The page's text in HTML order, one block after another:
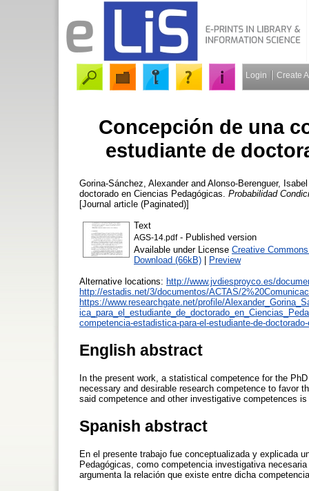
Login Create
Concepción de una
estudiante de
Gorina-Sánchez, Alexanderand Alonso-Berenguer, Isabel
doctorado en Ciencias Pedagógicas. Probabilidad
[Journal article (Paginated)]
Text
AGS-14.pdf- Published version
Available under License Creative
Download (66kB) | Preview
Alternative locations: http://www.jvdiesproyco.es/
http://estadis.net/3/documentos/ACTAS/
https://www.researchgate.net/profile/
competencia-estadistica-para-el-estudiante-de-
English abstract
In the present work, a statistical competence for the
necessary and desirable research competence to favor
said competence and other investigative competences is
Spanish abstract
En el presente trabajo fue conceptualizada y explicada
Pedagógicas, como competencia investigativa
argumenta la relación que existe entre dicha